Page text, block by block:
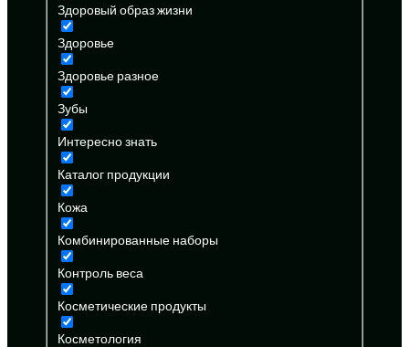
Здоровый образ жизни
Здоровье
Здоровье разное
Зубы
Интересно знать
Каталог продукции
Кожа
Комбинированные наборы
Контроль веса
Косметические продукты
Косметология